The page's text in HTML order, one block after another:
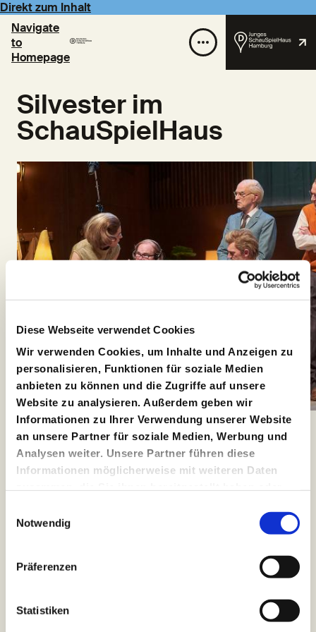
Diese Webseite verwendet Cookies
Wir verwenden Cookies, um Inhalte und Anzeigen zu
personalisieren, Funktionen für soziale Medien
anbieten zu können und die Zugriffe auf unsere
Website zu analysieren. Außerdem geben wir
Informationen zu Ihrer Verwendung unserer Website
an unsere Partner für soziale Medien, Werbung und
Analysen weiter. Unsere Partner führen diese
Informationen möglicherweise mit weiteren Daten
gesammelt haben.
Notwendig
Präferenzen
Statistiken
Direkt zum Inhalt
Navigate
to
Homepage
Silvester im
SchauSpielHaus
Copyright ©: Matthias Horn
Feiern Sie mit uns!
Jahres mit »Kabale und Liebe – allerdings mit anderem
Text und auch anderer Melodie«! Anschließend wird das
SchauSpielHaus Band ins neue Jahr. Ihre ​Eintrittskarte
umfasst den Vorstellungsbesuch und die Party. Unsere
Getränken (nicht im Preis inbegriffen). Außerdem gibt es
in der Kantine vor der Vorstellung sowie nach